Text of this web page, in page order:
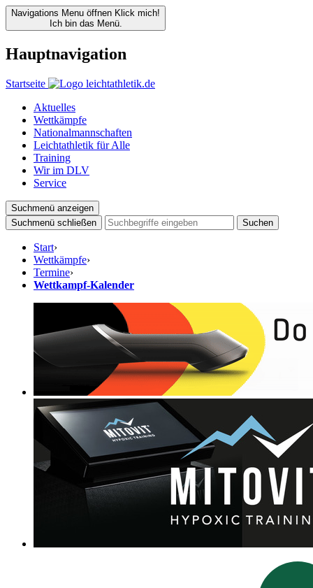
Navigations Menu öffnen Klick mich!
Ich bin das Menü.
Hauptnavigation
Startseite
Aktuelles
Wettkämpfe
Nationalmannschaften
Leichtathletik für Alle
Training
Wir im DLV
Service
Suchmenü anzeigen
Suchmenü schließen
Suchen
Start›
Wettkämpfe›
Termine›
Wettkampf-Kalender